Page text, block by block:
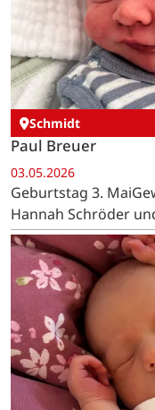
Schmidt
Paul Breuer
03.05.2026
Geburtstag 3.
Hannah Schröder